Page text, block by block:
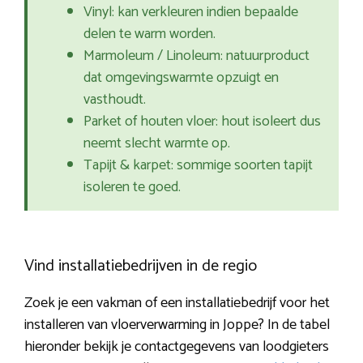
Vinyl: kan verkleuren indien bepaalde
delen te warm worden.
Marmoleum / Linoleum: natuurproduct
dat omgevingswarmte opzuigt en
vasthoudt.
Parket of houten vloer: hout isoleert dus
neemt slecht warmte op.
Tapijt & karpet: sommige soorten tapijt
isoleren te goed.
Vind installatiebedrijven in de regio
Zoek je een vakman of een installatiebedrijf voor het
installeren van vloerverwarming in Joppe? In de tabel
hieronder bekijk je contactgegevens van loodgieters